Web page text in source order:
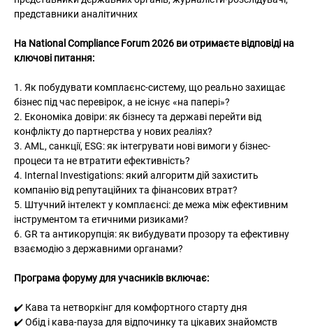
представники аналітичних
На National Compliance Forum 2026 ви отримаєте відповіді на
ключові питання:
1. Як побудувати комплаєнс-систему, що реально захищає
бізнес під час перевірок, а не існує «на папері»?
2. Економіка довіри: як бізнесу та державі перейти від
конфлікту до партнерства у нових реаліях?
3. AML, санкції, ESG: як інтегрувати нові вимоги у бізнес-
процеси та не втратити ефективність?
4. Internal Investigations: який алгоритм дій захистить
компанію від репутаційних та фінансових втрат?
5. Штучний інтелект у комплаєнсі: де межа між ефективним
інструментом та етичними ризиками?
6. GR та антикорупція: як вибудувати прозору та ефективну
взаємодію з державними органами?
Програма форуму для учасників включає:
✔️ Кава та нетворкінг для комфортного старту дня
✔️ Обід і кава-пауза для відпочинку та цікавих знайомств